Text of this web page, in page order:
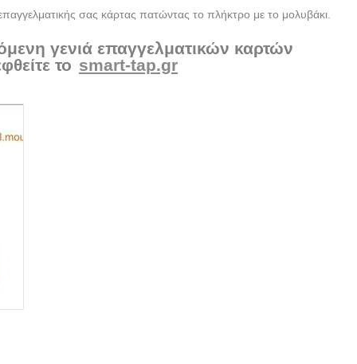
σας κάρτας πατώντας το πλήκτρο με το μολυβάκι.
γενιά επαγγελματικών καρτών
το smart-tap.gr